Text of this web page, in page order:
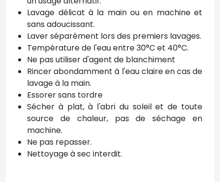
Lavage délicat à la main ou en machine et
sans adoucissant.
Laver séparément lors des premiers lavages.
Température de l'eau entre 30°C et 40°C.
Ne pas utiliser d'agent de blanchiment
Rincer abondamment à l'eau claire en cas de
lavage à la main.
Essorer sans tordre
Sécher à plat, à l'abri du soleil et de toute
source de chaleur, pas de séchage en
machine.
Ne pas repasser.
Nettoyage à sec interdit.